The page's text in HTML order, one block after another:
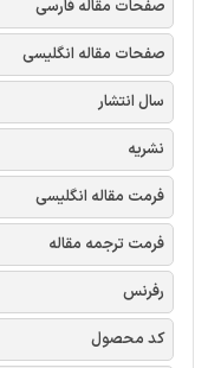
صفحات مقاله فارسی
صفحات مقاله انگلیسی
سال انتشار
نشریه
فرمت مقاله انگلیسی
فرمت ترجمه مقاله
رفرنس
کد محصول